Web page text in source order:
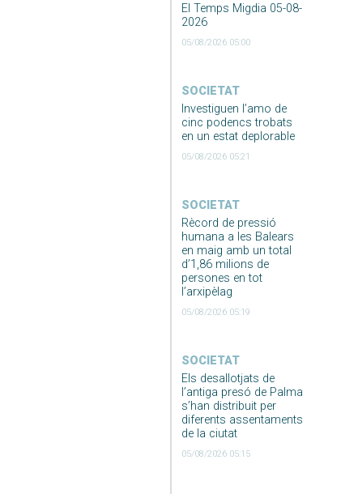
El Temps Migdia 05-08-
2026
05/08/2026 05:00
SOCIETAT
Investiguen l’amo de
cinc podencs trobats
en un estat deplorable
05/08/2026 05:21
SOCIETAT
Rècord de pressió
humana a les Balears
en maig amb un total
d’1,86 milions de
persones en tot
l’arxipèlag
05/08/2026 05:19
SOCIETAT
Els desallotjats de
l’antiga presó de Palma
s’han distribuit per
diferents assentaments
de la ciutat
05/08/2026 05:15